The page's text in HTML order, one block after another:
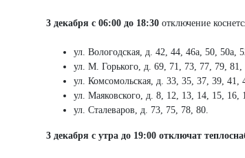
3 декабря с 06:00 до 18:30 отключение
ул. Вологодская, д. 42, 44, 46а, 50, 50а,
ул. М. Горького, д. 69, 71, 73, 77, 79,
ул. Комсомольская, д. 33, 35, 37, 39, 41,
ул. Маяковского, д. 8, 12, 13, 14, 15, 16,
ул. Сталеваров, д. 73, 75, 78, 80.
3 декабря с утра до 19:00 отключат